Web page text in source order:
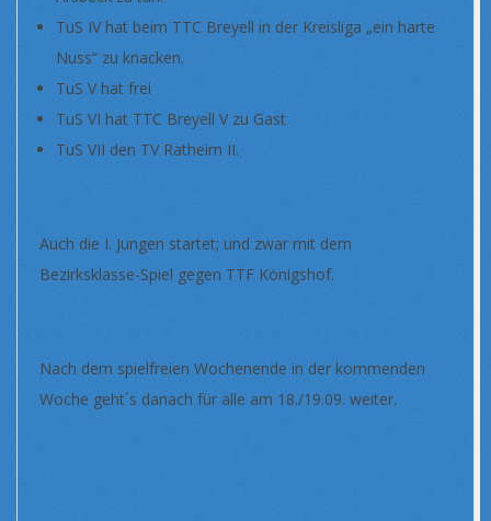
TuS IV hat beim TTC Breyell in der Kreisliga „ein harte
Nuss“ zu knacken.
TuS V hat frei
TuS VI hat TTC Breyell V zu Gast
TuS VII den TV Ratheim II.
Auch die I. Jungen startet; und zwar mit dem
Bezirksklasse-Spiel gegen TTF Königshof.
Nach dem spielfreien Wochenende in der kommenden
Woche geht´s danach für alle am 18./19.09. weiter.